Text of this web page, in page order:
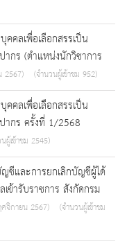
คลเพื่อเลือกสรรเป็น
กร (ตำแหน่งนักวิชาการ
2567) (จำนวนผู้เข้าชม 952)
คลเพื่อเลือกสรรเป็น
ากร ครั้งที่ 1/2568
ผู้เข้าชม 2545)
ชีและการยกเลิกบัญชีผู้ได้
ข้ารับราชการ สังกัดกรม
จิกายน 2567)
(จำนวนผู้เข้าชม